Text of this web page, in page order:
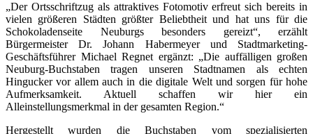
„Der Ortsschriftzug als attraktives Fotomotiv erfreut sich bereits in
vielen größeren Städten größter Beliebtheit und hat uns für die
Schokoladenseite Neuburgs besonders gereizt“, erzählt
Bürgermeister Dr. Johann Habermeyer und Stadtmarketing-
Geschäftsführer Michael Regnet ergänzt: „Die auffälligen großen
Neuburg-Buchstaben tragen unseren Stadtnamen als echten
Hingucker vor allem auch in die digitale Welt und sorgen für hohe
Aufmerksamkeit. Aktuell schaffen wir hier ein
Alleinstellungsmerkmal in der gesamten Region.“
Hergestellt wurden die Buchstaben vom spezialisierten